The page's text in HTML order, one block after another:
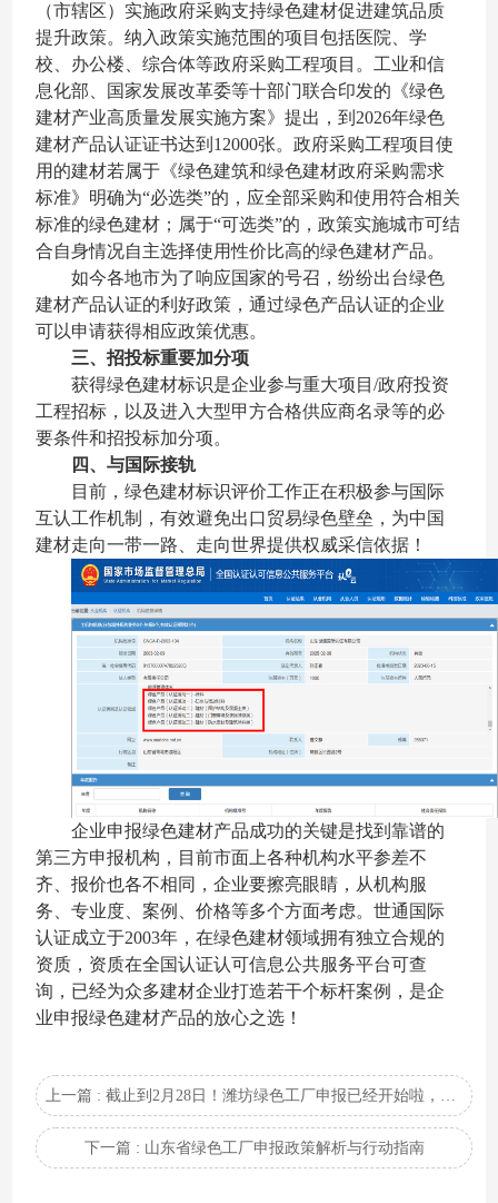
（市辖区）实施政府采购支持绿色建材促进建筑品质
提升政策。纳入政策实施范围的项目包括医院、学
校、办公楼、综合体等政府采购工程项目。工业和信
息化部、国家发展改革委等十部门联合印发的《绿色
建材产业高质量发展实施方案》提出，到2026年绿色
建材产品认证证书达到12000张。政府采购工程项目使
用的建材若属于《绿色建筑和绿色建材政府采购需求
标准》明确为“必选类”的，应全部采购和使用符合相关
标准的绿色建材；属于“可选类”的，政策实施城市可结
合自身情况自主选择使用性价比高的绿色建材产品。
如今各地市为了响应国家的号召，纷纷出台绿色
建材产品认证的利好政策，通过绿色产品认证的企业
可以申请获得相应政策优惠。
三、招投标重要加分项
获得绿色建材标识是企业参与重大项目/政府投资
工程招标，以及进入大型甲方合格供应商名录等的必
要条件和招投标加分项。
四、与国际接轨
目前，绿色建材标识评价工作正在积极参与国际
互认工作机制，有效避免出口贸易绿色壁垒，为中国
建材走向一带一路、走向世界提供权威采信依据！
企业申报绿色建材产品成功的关键是找到靠谱的
第三方申报机构，目前市面上各种机构水平参差不
齐、报价也各不相同，企业要擦亮眼睛，从机构服
务、专业度、案例、价格等多个方面考虑。世通国际
认证成立于2003年，在绿色建材领域拥有独立合规的
资质，资质在全国认证认可信息公共服务平台可查
询，已经为众多建材企业打造若干个标杆案例，是企
业申报绿色建材产品的放心之选！
下一篇 : 山东省绿色工厂申报政策解析与行动指南